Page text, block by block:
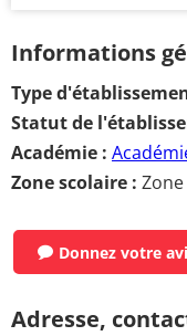
Informations
Type
Statut de
Académie :
Zone scolaire : Zone
Donnez votre
Adresse,